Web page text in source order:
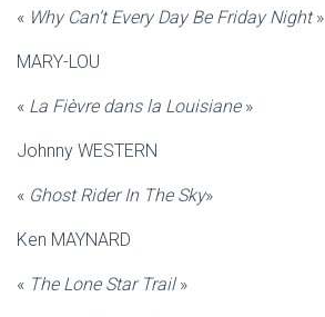
« Why Can’t Every Day Be Friday Night»
MARY-LOU
« La Fièvre dans la Louisiane»
Johnny WESTERN
« Ghost Rider In The Sky»
Ken MAYNARD
« The Lone Star Trail»